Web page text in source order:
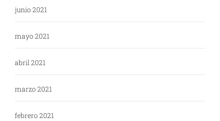
junio 2021
mayo 2021
abril 2021
marzo 2021
febrero 2021